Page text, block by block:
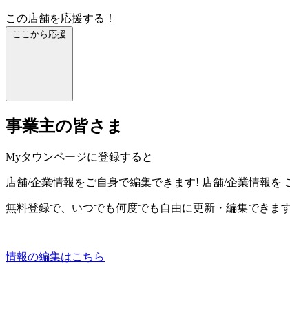
この店舗を応援する！
ここから応援
事業主の皆さま
Myタウンページに登録すると
店舗/企業情報をご自身で編集できます! 店舗/企業情報を
無料登録で、いつでも何度でも自由に更新・編集できま
情報の編集はこちら